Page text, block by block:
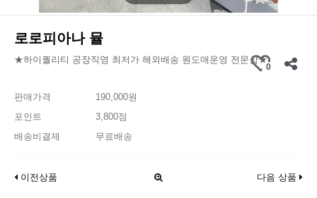
로로피아나 뮬
★하이퀄리티 공장직영 최저가 해외배송 원도매운영 전문샵★
0
판매가격
190,000원
포인트
3,800점
배송비결제
무료배송
이전상품 다음 상품